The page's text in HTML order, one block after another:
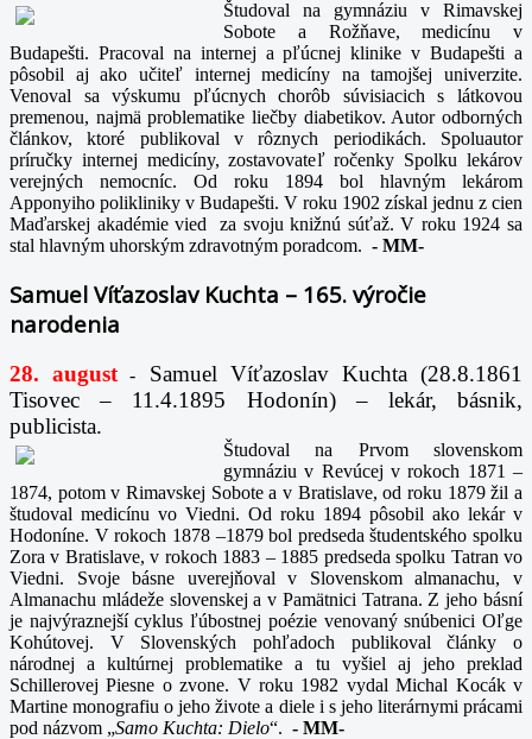
Študoval na gymnáziu v Rimavskej
Sobote a Rožňave, medicínu v
Budapešti. Pracoval na internej a pľúcnej klinike v Budapešti a
pôsobil aj ako učiteľ internej medicíny na tamojšej univerzite.
Venoval sa výskumu pľúcnych chorôb súvisiacich s látkovou
premenou, najmä problematike liečby diabetikov. Autor odborných
článkov, ktoré publikoval v rôznych periodikách. Spoluautor
príručky internej medicíny, zostavovateľ ročenky Spolku lekárov
verejných nemocníc. Od roku 1894 bol hlavným lekárom
Apponyiho polikliniky v Budapešti. V roku 1902 získal jednu z cien
Maďarskej akadémie vied za svoju knižnú súťaž. V roku 1924 sa
stal hlavným uhorským zdravotným poradcom. - MM-
Samuel Víťazoslav Kuchta – 165. výročie
narodenia
28. august -
Samuel Víťazoslav Kuchta (28.8.1861
Tisovec – 11.4.1895 Hodonín) – lekár, básnik,
publicista.
Študoval na Prvom slovenskom
gymnáziu v Revúcej v rokoch 1871 –
1874, potom v Rimavskej Sobote a v Bratislave, od roku 1879 žil a
študoval medicínu vo Viedni. Od roku 1894 pôsobil ako lekár v
Hodoníne. V rokoch 1878 –1879 bol predseda študentského spolku
Zora v Bratislave, v rokoch 1883 – 1885 predseda spolku Tatran vo
Viedni. Svoje básne uverejňoval v Slovenskom almanachu, v
Almanachu mládeže slovenskej a v Pamätnici Tatrana. Z jeho básní
je najvýraznejší cyklus ľúbostnej poézie venovaný snúbenici Oľge
Kohútovej. V Slovenských pohľadoch publikoval články o
národnej a kultúrnej problematike a tu vyšiel aj jeho preklad
Schillerovej Piesne o zvone. V roku 1982 vydal Michal Kocák v
Martine monografiu o jeho živote a diele i s jeho literárnymi prácami
pod názvom „Samo Kuchta: Dielo“. - MM-